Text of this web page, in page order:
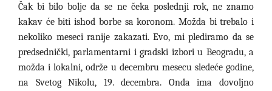
Čak bi bilo bolje da se ne čeka poslednji rok, ne znamo
kakav će biti ishod borbe sa koronom. Možda bi trebalo i
nekoliko meseci ranije zakazati. Evo, mi plediramo da se
predsednički, parlamentarni i gradski izbori u Beogradu, a
možda i lokalni, održe u decembru mesecu sledeće godine,
na Svetog Nikolu, 19. decembra. Onda ima dovoljno